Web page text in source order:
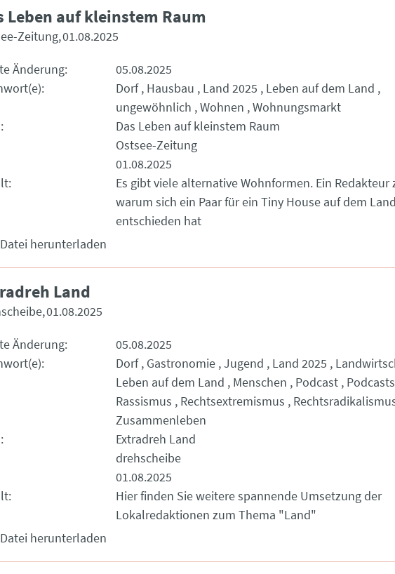
Leben auf kleinstem Raum
Zeitung 01.08.2025
Änderung
05.08.2025
Dorf Hausbau Land 2025
Leben auf dem Land
ungewöhnlich Wohnen Wohnungsmarkt
Das Leben auf kleinstem Raum
Ostsee-Zeitung
01.08.2025
Es gibt viele alternative Wohnformen. Ein Redakteur
warum sich ein Paar für ein Tiny House auf dem Land
entschieden hat
Datei herunterladen
Land
01.08.2025
Änderung
05.08.2025
Dorf Gastronomie Jugend Land 2025
Leben auf dem Land
Menschen Podcast Podcasts
Rassismus
Rechtsextremismus
Zusammenleben
Extradreh Land
drehscheibe
01.08.2025
Hier finden Sie weitere spannende Umsetzung der
Lokalredaktionen zum Thema "Land"
Datei herunterladen